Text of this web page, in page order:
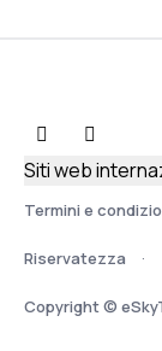
Termini e
Riservatezza
Copyright ©
Siti web